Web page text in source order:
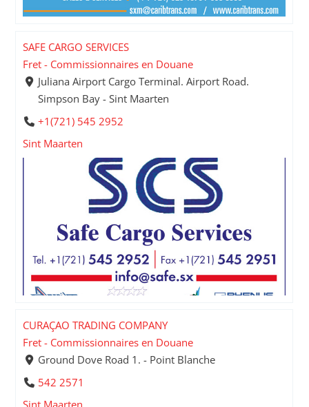
SAFE CARGO SERVICES
Fret - Commissionnaires en Douane
Juliana Airport Cargo Terminal. Airport Road.
Simpson Bay - Sint Maarten
+1(721) 545 2952
Sint Maarten
CURAÇAO TRADING COMPANY
Fret - Commissionnaires en Douane
Ground Dove Road 1. - Point Blanche
542 2571